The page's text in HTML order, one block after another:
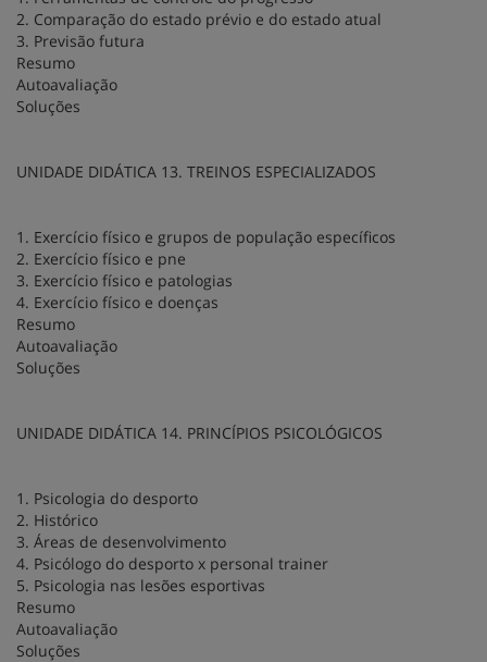
2. Comparação do estado prévio e do estado atual
3. Previsão futura
Resumo
Autoavaliação
Soluções
UNIDADE DIDÁTICA 13. TREINOS ESPECIALIZADOS
1. Exercício físico e grupos de população específicos
2. Exercício físico e pne
3. Exercício físico e patologias
4. Exercício físico e doenças
Resumo
Autoavaliação
Soluções
UNIDADE DIDÁTICA 14. PRINCÍPIOS PSICOLÓGICOS
1. Psicologia do desporto
2. Histórico
3. Áreas de desenvolvimento
4. Psicólogo do desporto x personal trainer
5. Psicologia nas lesões esportivas
Resumo
Autoavaliação
Soluções